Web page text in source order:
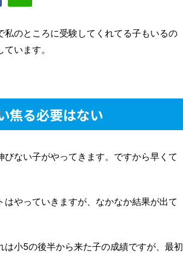
のところに受験してくれてる子もいるの
います。
焦る必要はない
ない子がやってきます。ですから早くて
やっていきますが、なかなか結果が出て
小5の後半から来た子の成績ですが、最初